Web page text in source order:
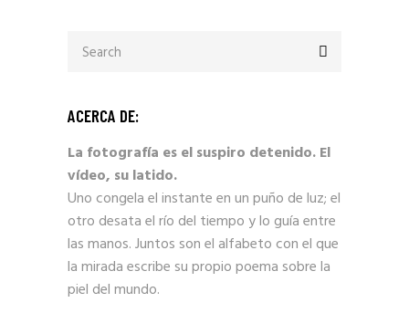
for:
ACERCA DE:
La fotografía es el suspiro detenido. El
vídeo, su latido.
Uno congela el instante en un puño de luz; el
otro desata el río del tiempo y lo guía entre
las manos. Juntos son el alfabeto con el que
la mirada escribe su propio poema sobre la
piel del mundo.